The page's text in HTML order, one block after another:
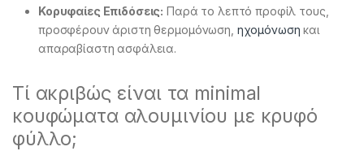
Κορυφαίες Επιδόσεις: Παρά το λεπτό προφίλ τους,
προσφέρουν άριστη θερμομόνωση, ηχομόνωσηκαι
απαραβίαστη ασφάλεια.
Τί ακριβώς είναι τα minimal
κουφώματα αλουμινίου με κρυφό
φύλλο;